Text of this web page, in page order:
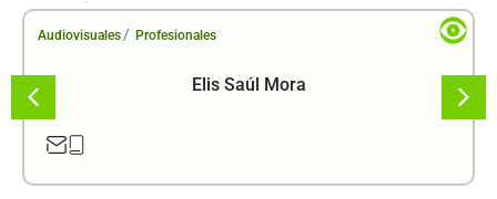
Audiovisuales / Profesionales
Elis Saúl Mora